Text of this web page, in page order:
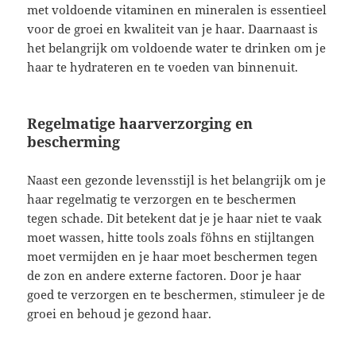
met voldoende vitaminen en mineralen is essentieel
voor de groei en kwaliteit van je haar. Daarnaast is
het belangrijk om voldoende water te drinken om je
haar te hydrateren en te voeden van binnenuit.
Regelmatige haarverzorging en
bescherming
Naast een gezonde levensstijl is het belangrijk om je
haar regelmatig te verzorgen en te beschermen
tegen schade. Dit betekent dat je je haar niet te vaak
moet wassen, hitte tools zoals föhns en stijltangen
moet vermijden en je haar moet beschermen tegen
de zon en andere externe factoren. Door je haar
goed te verzorgen en te beschermen, stimuleer je de
groei en behoud je gezond haar.